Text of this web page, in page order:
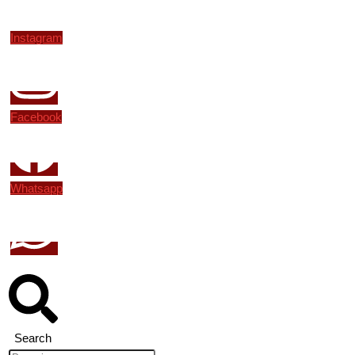
Instagram
Facebook
Whatsapp
Search